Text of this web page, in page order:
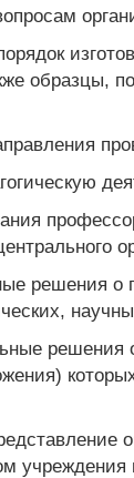
образцы,
решения